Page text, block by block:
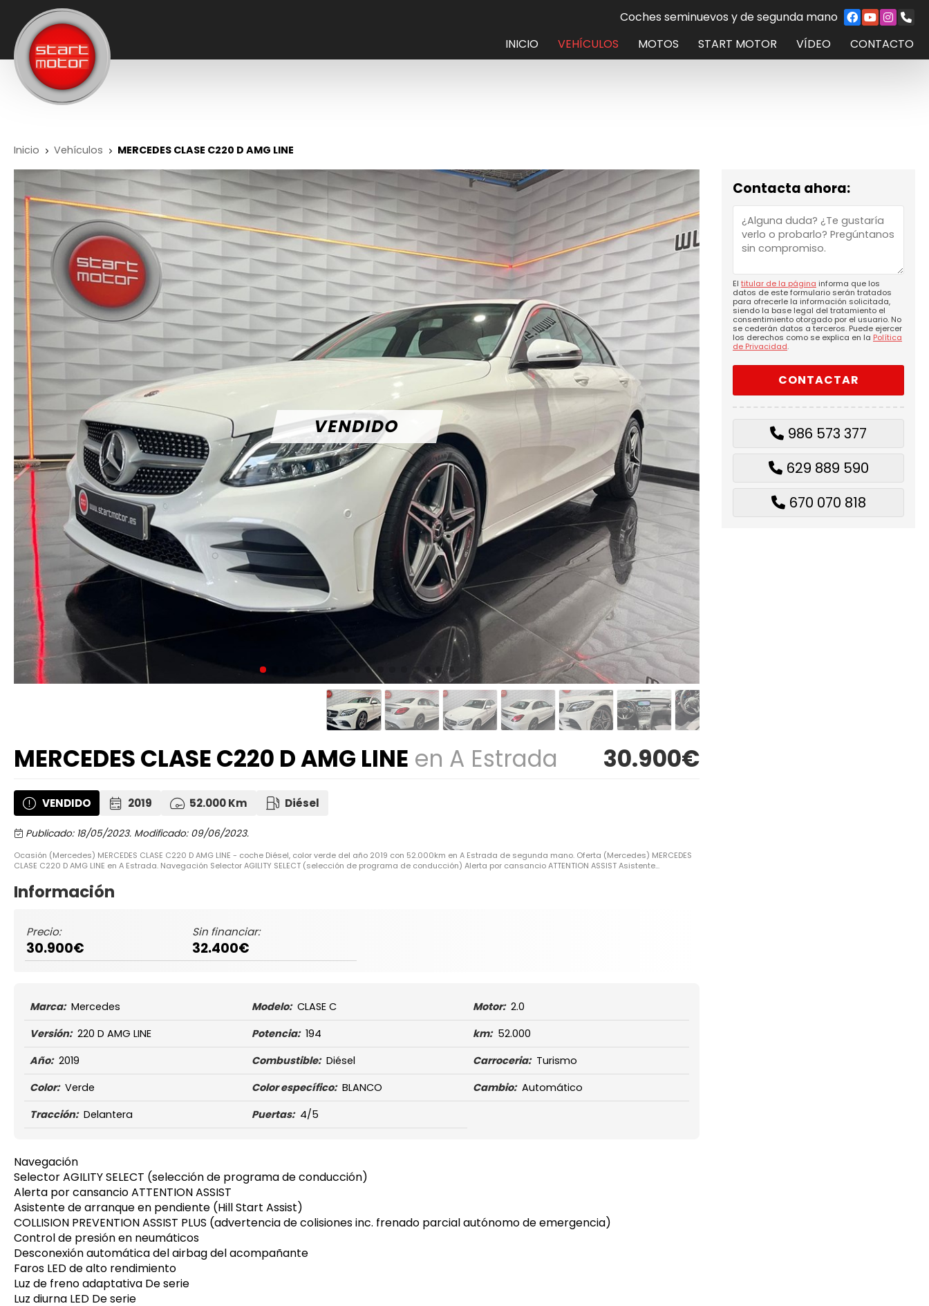
Coches seminuevos y de segunda mano
INICIO
VEHÍCULOS MOTOS START MOTOR VÍDEO CONTACTO
Inicio Vehículos MERCEDES CLASE C220 D AMG LINE
Contacta ahora:
El titular de la página informa que los
datos de este formulario serán tratados
para ofrecerle la información solicitada,
siendo la base legal del tratamiento el
consentimiento otorgado por el usuario. No
se cederán datos a terceros. Puede ejercer
los derechos como se explica en la Política
de Privacidad.
986 573 377
629 889 590
670 070 818
MERCEDES CLASE C220 D AMG LINE en A Estrada 30.900€
VENDIDO 2019 52.000 Km Diésel
Publicado: 18/05/2023. Modificado: 09/06/2023.
Ocasión (Mercedes) MERCEDES CLASE C220 D AMG LINE - coche Diésel, color verde del año 2019 con 52.000km en A Estrada de segunda mano. Oferta (Mercedes) MERCEDES
CLASE C220 D AMG LINE en A Estrada. Navegación Selector AGILITY SELECT (selección de programa de conducción) Alerta por cansancio ATTENTION ASSIST Asistente...
Información
Precio:
30.900€
Sin financiar:
32.400€
Marca: Mercedes Modelo: CLASE C Motor: 2.0
Versión: 220 D AMG LINE Potencia: 194 km: 52.000
Año: 2019 Combustible: Diésel Carroceria: Turismo
Color: Verde Color específico: BLANCO Cambio: Automático
Tracción: Delantera Puertas: 4/5
Navegación
Selector AGILITY SELECT (selección de programa de conducción)
Alerta por cansancio ATTENTION ASSIST
Asistente de arranque en pendiente (Hill Start Assist)
COLLISION PREVENTION ASSIST PLUS (advertencia de colisiones inc. frenado parcial autónomo de emergencia)
Control de presión en neumáticos
Desconexión automática del airbag del acompañante
Faros LED de alto rendimiento
Luz de freno adaptativa De serie
Luz diurna LED De serie